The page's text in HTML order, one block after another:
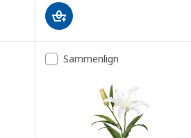
Sammenlign